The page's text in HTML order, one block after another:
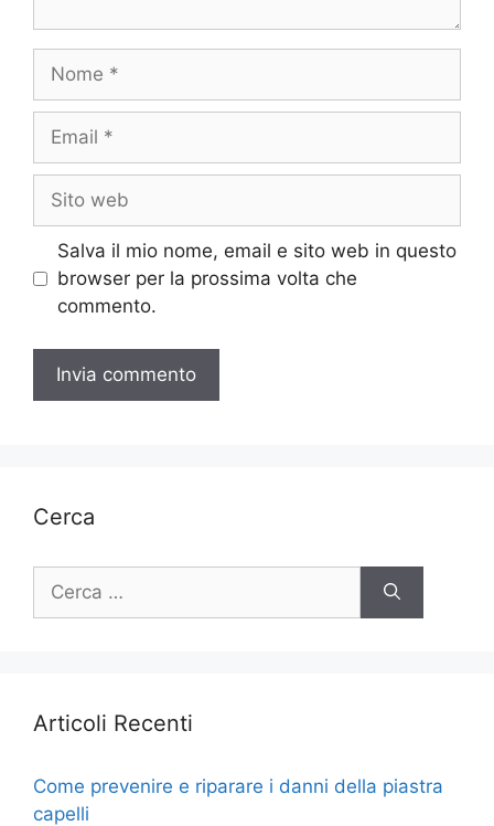
Nome
Email
Sito
web
Salva il mio nome, email e sito web in questo
browser per la prossima volta che
commento.
Cerca
per:
Articoli Recenti
Come prevenire e riparare i danni della piastra
capelli